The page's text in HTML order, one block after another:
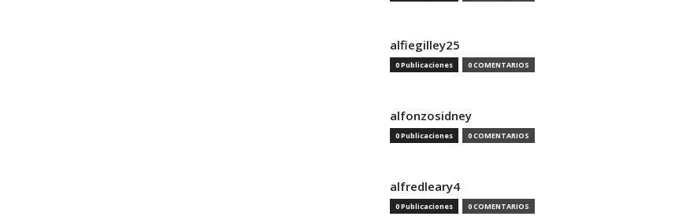
alfiegilley25
0 Publicaciones 0 COMENTARIOS
alfonzosidney
0 Publicaciones 0 COMENTARIOS
alfredleary4
0 Publicaciones 0 COMENTARIOS